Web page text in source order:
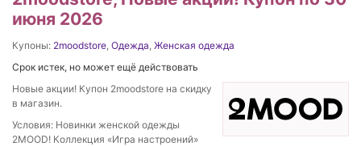
июня 2026
Купоны: 2moodstore, Одежда, Женская одежда
Срок истек, но может ещё действовать
Новые акции! Купон 2moodstore на скидку
в магазин.
Условия: Новинки женской одежды
2MOOD! Коллекция «Игра настроений»